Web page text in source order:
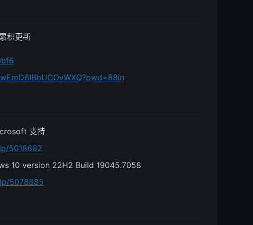
积更新
支持
5018682
10 version 22H2 Build 19045.7058
5078885